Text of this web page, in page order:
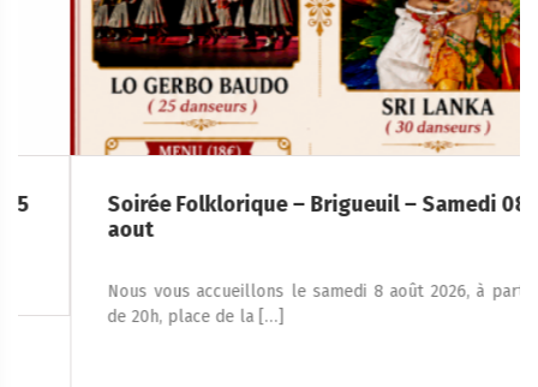
Soirée Folklorique – Brigueuil – Samedi 08
Nous vous accueillons le samedi 8 août 2026, à partir
de 20h, place de la […]